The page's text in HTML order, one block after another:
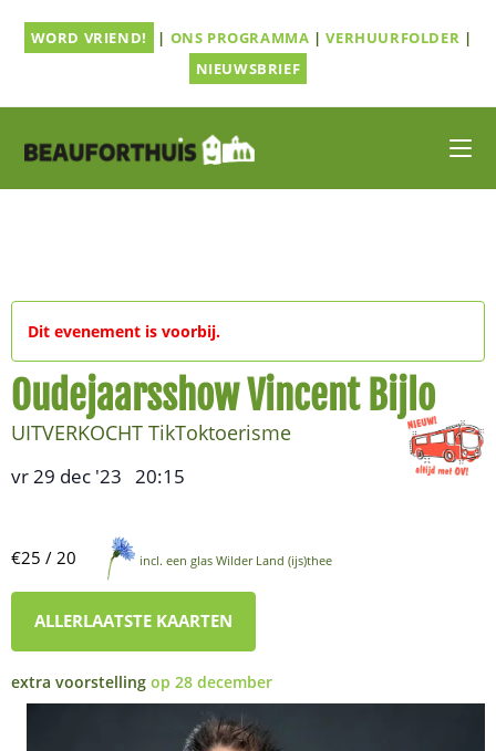
naarWORD VRIEND! | ONS PROGRAMMA |VERHUURFOLDER |
NIEUWSBRIEF
Dit evenement is voorbij.
Oudejaarsshow Vincent Bijlo
UITVERKOCHT TikToktoerisme
vr 29 dec '23 20:15
€25 / 20 incl. een glas Wilder Land (ijs)thee
ALLERLAATSTE KAARTEN
extra voorstelling op 28 december